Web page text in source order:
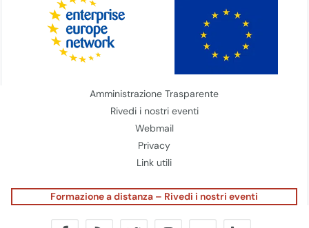
Amministrazione Trasparente
Rivedi i nostri eventi
Webmail
Privacy
Link utili
Formazione a distanza – Rivedi i nostri eventi